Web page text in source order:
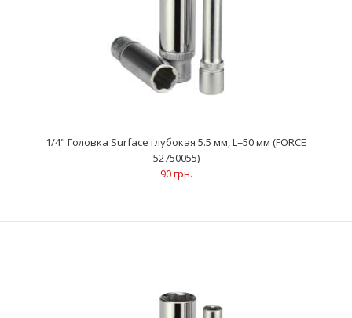
..
1/4" Головка Surface глубокая 5.5 мм, L=50 мм (FORCE
52750055)
90 грн.